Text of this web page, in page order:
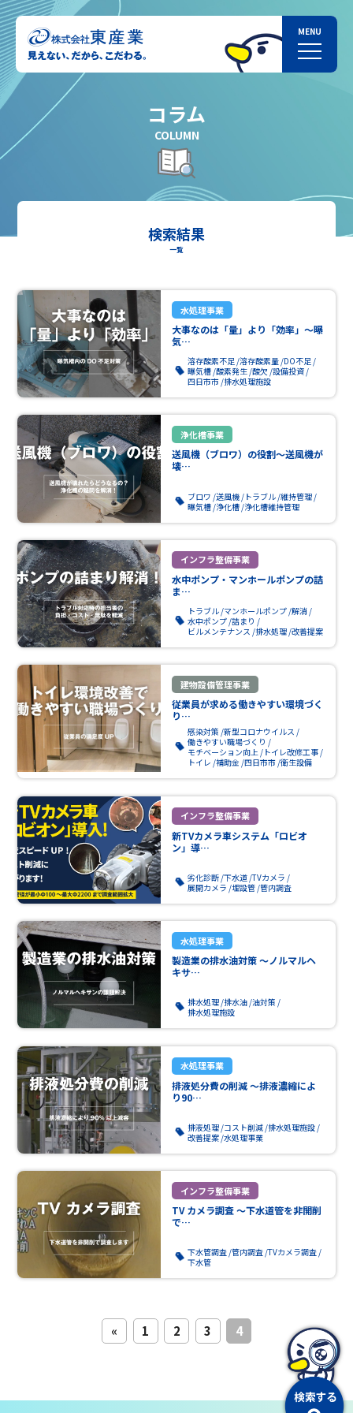
コラム
COLUMN
検索結果
一覧
水処理事業
大事なのは「量」より「効率」～曝
気…
溶存酸素不足 溶存酸素量 DO不足
曝気槽 酸素発生 酸欠 設備投資
四日市市 排水処理施設
浄化槽事業
送風機（ブロワ）の役割～送風機が
壊…
ブロワ 送風機 トラブル 維持管理
曝気槽 浄化槽 浄化槽維持管理
インフラ整備事業
水中ポンプ・マンホールポンプの詰
ま…
トラブル マンホールポンプ 解消
水中ポンプ 詰まり
ビルメンテナンス 排水処理 改善提案
建物設備管理事業
従業員が求める働きやすい環境づく
り…
感染対策 新型コロナウイルス
働きやすい職場づくり
モチベーション向上 トイレ改修工事
トイレ 補助金 四日市市 衛生設備
インフラ整備事業
新TVカメラ車システム「ロビオ
ン」導…
劣化診断 下水道 TVカメラ
展開カメラ 埋設管 管内調査
水処理事業
製造業の排水油対策 ～ノルマルヘ
キサ…
排水処理 排水油 油対策
排水処理施設
水処理事業
排液処分費の削減 ～排液濃縮によ
り90…
排液処理 コスト削減 排水処理施設
改善提案 水処理事業
インフラ整備事業
TV カメラ調査 ～下水道管を非開削
で…
下水管調査 管内調査 TVカメラ調査
下水管
« 1 2 3 4